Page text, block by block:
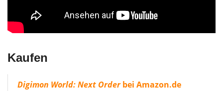
Kaufen
Digimon World: Next Orderbei Amazon.de